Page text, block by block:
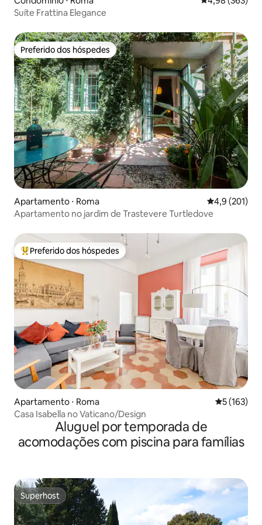
Suíte Frattina Elegance
Preferido dos hóspedes
Preferido dos hóspedes
Apartamento ⋅ Roma 4,9 de uma
4,9 (201)
Apartamento no jardim de Trastevere Turtledove
Entre os melhores preferidos dos hóspedes
Preferido dos hóspedes
Apartamento ⋅ Roma 5 de uma
5 (163)
Casa Isabella no Vaticano/Design
Aluguel por temporada de
acomodações com piscina para famílias
Superhost
Superhost